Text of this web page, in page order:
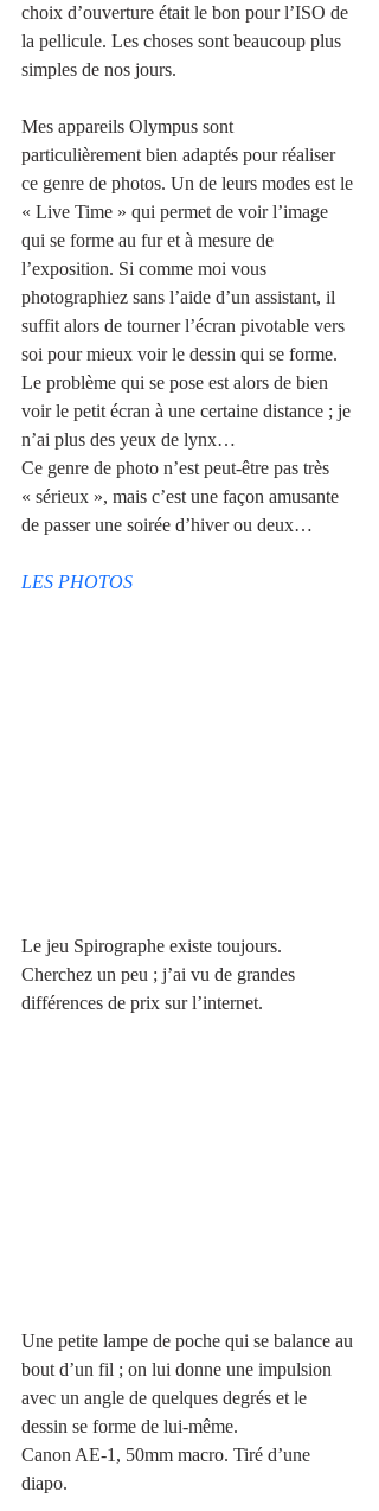
choix d’ouverture était le bon pour l’ISO de
la pellicule. Les choses sont beaucoup plus
simples de nos jours.
Mes appareils Olympus sont
particulièrement bien adaptés pour réaliser
ce genre de photos. Un de leurs modes est le
« Live Time » qui permet de voir l’image
qui se forme au fur et à mesure de
l’exposition. Si comme moi vous
photographiez sans l’aide d’un assistant, il
suffit alors de tourner l’écran pivotable vers
soi pour mieux voir le dessin qui se forme.
Le problème qui se pose est alors de bien
voir le petit écran à une certaine distance ; je
n’ai plus des yeux de lynx…
Ce genre de photo n’est peut-être pas très
« sérieux », mais c’est une façon amusante
de passer une soirée d’hiver ou deux…
LES PHOTOS
Le jeu Spirographe existe toujours.
Cherchez un peu ; j’ai vu de grandes
différences de prix sur l’internet.
Une petite lampe de poche qui se balance au
bout d’un fil ; on lui donne une impulsion
avec un angle de quelques degrés et le
dessin se forme de lui-même.
Canon AE-1, 50mm macro. Tiré d’une
diapo.